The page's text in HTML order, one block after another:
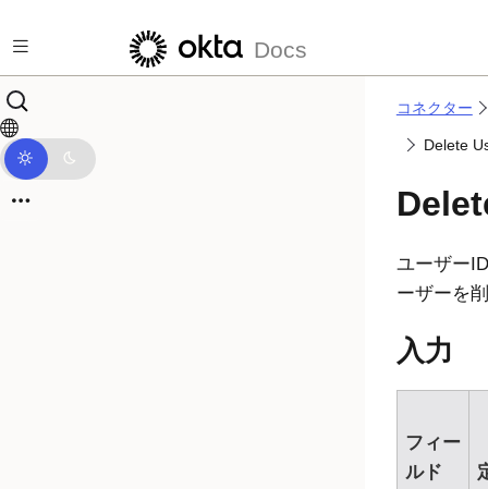
Docs
コネクター
Delete
ユーザー
ーザーを
入力
フィー
ルド